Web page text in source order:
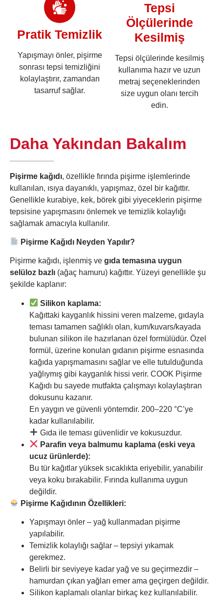
Pratik Temizlik
Yapışmayı önler, pişirme
sonrası tepsi temizliğini
kolaylaştırır, zamandan
tasarruf sağlar.
Tepsi
Ölçülerinde
Kesilmiş
Tepsi ölçülerinde kesilmiş
kullanıma hazır ve uzun
metraj seçeneklerinden
size uygun olanı tercih
edin.
Daha Yakından Bakalım
Pişirme kağıdı, özellikle fırında pişirme işlemlerinde
kullanılan, ısıya dayanıklı, yapışmaz, özel bir kağıttır.
Genellikle kurabiye, kek, börek gibi yiyeceklerin pişirme
tepsisine yapışmasını önlemek ve temizlik kolaylığı
sağlamak amacıyla kullanılır.
Pişirme Kağıdı Neyden Yapılır?
Pişirme kağıdı, işlenmiş ve gıda temasına uygun
selüloz bazlı (ağaç hamuru) kağıttır. Yüzeyi genellikle şu
şekilde kaplanır:
Silikon kaplama:
Kağıttaki kayganlık hissini veren malzeme, gıdayla
teması tamamen sağlıklı olan, kum/kuvars/kayada
bulunan silikon ile hazırlanan özel formülüdür. Özel
formül, üzerine konulan gıdanın pişirme esnasında
kağıda yapışmamasını sağlar ve elle tutulduğunda
yağlıymış gibi kayganlık hissi verir. COOK Pişirme
Kağıdı bu sayede mutfakta çalışmayı kolaylaştıran
dokusunu kazanır.
En yaygın ve güvenli yöntemdir. 200–220 °C’ye
kadar kullanılabilir.
Gıda ile teması güvenlidir ve kokusuzdur.
Parafin veya balmumu kaplama (eski veya
ucuz ürünlerde):
Bu tür kağıtlar yüksek sıcaklıkta eriyebilir, yanabilir
veya koku bırakabilir. Fırında kullanıma uygun
değildir.
Pişirme Kağıdının Özellikleri:
Yapışmayı önler – yağ kullanmadan pişirme
yapılabilir.
Temizlik kolaylığı sağlar – tepsiyi yıkamak
gerekmez.
Belirli bir seviyeye kadar yağ ve su geçirmezdir –
hamurdan çıkan yağları emer ama geçirgen değildir.
Silikon kaplamalı olanlar birkaç kez kullanılabilir.